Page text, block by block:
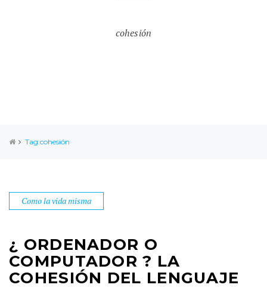
cohesión
Tag:cohesión
Como la vida misma
¿ ORDENADOR O
COMPUTADOR ? LA
COHESIÓN DEL LENGUAJE